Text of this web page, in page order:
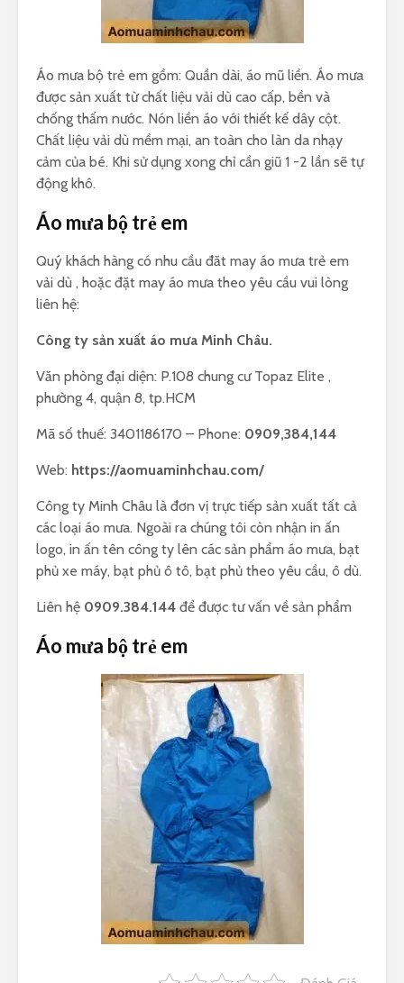
Áo mưa bộ trẻ em gồm: Quần dài, áo mũ liền. Áo mưa
được sản xuất từ chất liệu vải dù cao cấp, bền và
chống thấm nước. Nón liền áo với thiết kế dây cột.
Chất liệu vải dù mềm mại, an toàn cho làn da nhạy
cảm của bé. Khi sử dụng xong chỉ cần giũ 1 -2 lần sẽ tự
động khô.
Áo mưa bộ trẻ em
Quý khách hàng có nhu cầu đăt may áo mưa trẻ em
vải dù , hoặc đặt may áo mưa theo yêu cầu vui lòng
liên hệ:
Công ty sản xuất áo mưa Minh Châu.
Văn phòng đại diện: P.108 chung cư Topaz Elite ,
phường 4, quận 8, tp.HCM
Mã số thuế: 3401186170 – Phone: 0909,384,144
Web: https://aomuaminhchau.com/
Công ty Minh Châu là đơn vị trực tiếp sản xuất tất cả
các loại áo mưa. Ngoài ra chúng tôi còn nhận in ấn
logo, in ấn tên công ty lên các sản phẩm áo mưa, bạt
phủ xe máy, bạt phủ ô tô, bạt phủ theo yêu cầu, ô dù.
Liên hệ 0909.384.144 để được tư vấn về sản phẩm
Áo mưa bộ trẻ em